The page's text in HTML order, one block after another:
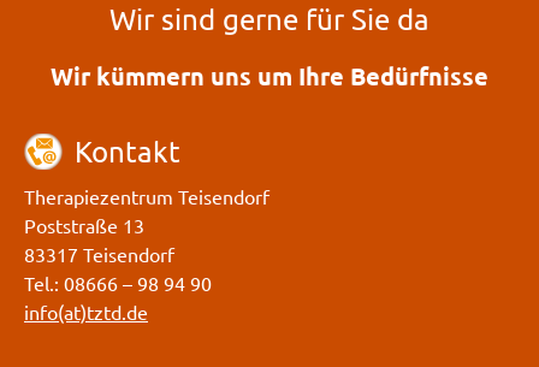
Wir sind gerne für Sie da
Wir kümmern uns um Ihre Bedürfnisse
Kontakt
Therapiezentrum Teisendorf
Poststraße 13
83317 Teisendorf
Tel.: 08666 – 98 94 90
info(at)tztd.de